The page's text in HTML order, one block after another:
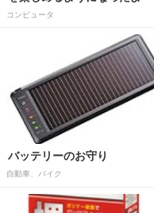
コンピュータ
バッテリーのお守り
自動車、バイク